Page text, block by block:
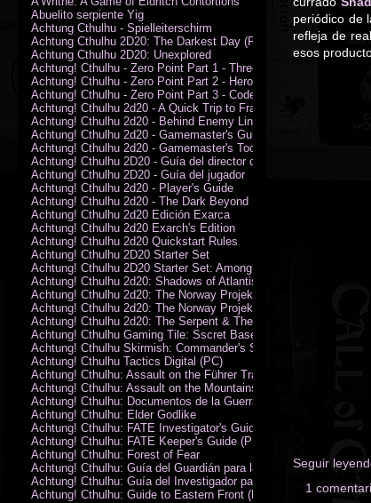
periódico de
refleja de
esos
Seguir
1
Abuelito serpiente Yig
Achtung Cthulhu - Spielleiterschirm
Achtung Cthulhu 2D20: The Darkest Day (PDF)
Achtung Cthulhu 2D20: Unexplored
Achtung! Cthulhu - Zero Point Part 1 - Three Kings
Achtung! Cthulhu - Zero Point Part 2 - Heroes of the Sea
Achtung! Cthulhu - Zero Point Part 3 - Code of Honour (PDF)
Achtung! Cthulhu 2d20 - A Quick Trip to France (PDF)
Achtung! Cthulhu 2d20 - Behind Enemy Lines
Achtung! Cthulhu 2d20 - Gamemaster's Guide
Achtung! Cthulhu 2d20 - Gamemaster's Toolkit
Achtung! Cthulhu 2D20 - Guía del director de juego
Achtung! Cthulhu 2D20 - Guía del jugador
Achtung! Cthulhu 2d20 - Player's Guide
Achtung! Cthulhu 2d20 - The Dark Beyond
Achtung! Cthulhu 2d20 Edición Exarca
Achtung! Cthulhu 2d20 Exarch's Edition
Achtung! Cthulhu 2d20 Quickstart Rules
Achtung! Cthulhu 2D20 Starter Set
Achtung! Cthulhu 2D20 Starter Set: Among the Wolves (PDF)
Achtung! Cthulhu 2d20: Shadows of Atlantis
Achtung! Cthulhu 2d20: The Norway Projekt
Achtung! Cthulhu 2d20: The Norway Projekt (PDF)
Achtung! Cthulhu 2d20: The Serpent & The Sands
Achtung! Cthulhu Gaming Tile: Sscret Base & Icy Ruins
Achtung! Cthulhu Skirmish: Commander's Set
Achtung! Cthulhu Tactics Digital (PC)
Achtung! Cthulhu: Assault on the Führer Train
Achtung! Cthulhu: Assault on the Mountains of Madness
Achtung! Cthulhu: Documentos de la Guerra Secreta
Achtung! Cthulhu: Elder Godlike
Achtung! Cthulhu: FATE Investigator's Guide (PDF)
Achtung! Cthulhu: FATE Keeper's Guide (PDF)
Achtung! Cthulhu: Forest of Fear
Achtung! Cthulhu: Guía del Guardián para la Guerra Secreta
Achtung! Cthulhu: Guía del Investigador para la Guerra Secreta
Achtung! Cthulhu: Guide to Eastern Front (PDF)